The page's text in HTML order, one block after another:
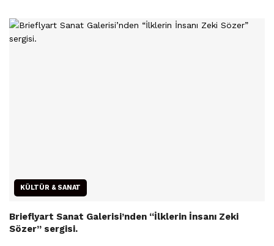
KÜLTÜR & SANAT
Brieflyart Sanat Galerisi’nden “İlklerin İnsanı Zeki
Sözer” sergisi.